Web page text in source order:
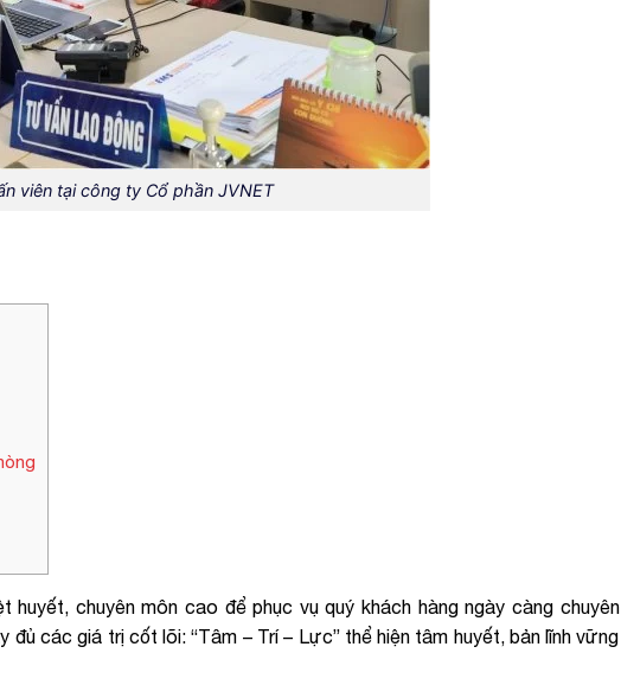
viên tại công ty Cổ phần JVNET
chuyên môn cao để phục vụ quý khách hàng ngày càng chuyên
các giá trị cốt lõi: “Tâm – Trí – Lực” thể hiện tâm huyết, bản lĩnh vững